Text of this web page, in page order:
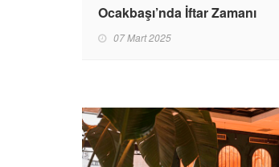
Ocakbaşı’nda İftar Zamanı
07 Mart 2025